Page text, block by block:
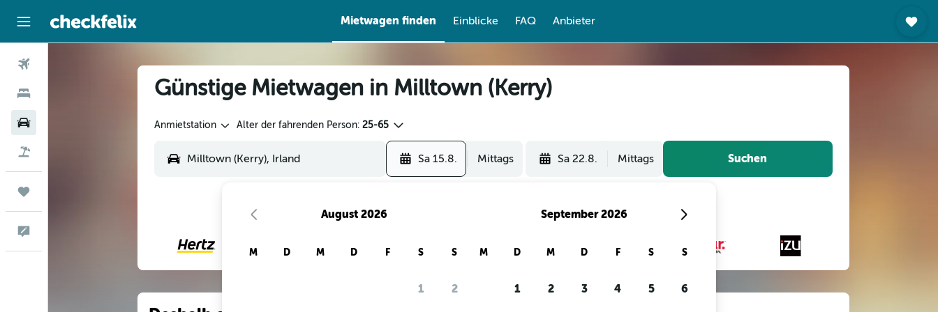
Mietwagen finden Einblicke FAQ Anbieter
Günstige Mietwagen in Milltown (Kerry)
Anmietstation Alter der fahrenden Person: 25-65
Sa 15.8. Mittags Sa 22.8. Mittags Suchen
August 2026
M D M D F S S
1 2
September 2026
M D M D F S S
1 2 3 4 5 6